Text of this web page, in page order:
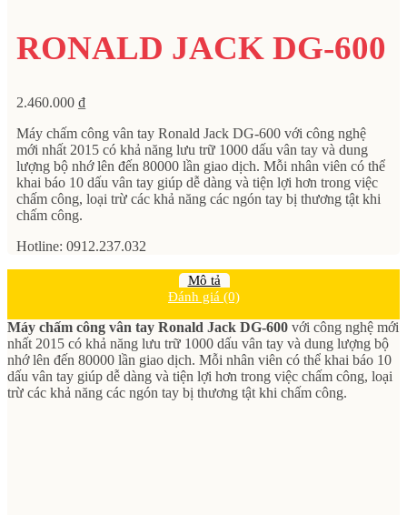
RONALD JACK DG-600
2.460.000 ₫
Máy chấm công vân tay Ronald Jack DG-600 với công nghệ
mới nhất 2015 có khả năng lưu trữ 1000 dấu vân tay và dung
lượng bộ nhớ lên đến 80000 lần giao dịch. Mỗi nhân viên có thể
khai báo 10 dấu vân tay giúp dễ dàng và tiện lợi hơn trong việc
chấm công, loại trừ các khả năng các ngón tay bị thương tật khi
chấm công.
Hotline: 0912.237.032
Mô tả
Đánh giá (0)
Máy chấm công vân tay Ronald Jack DG-600 với công nghệ mới
nhất 2015 có khả năng lưu trữ 1000 dấu vân tay và dung lượng bộ
nhớ lên đến 80000 lần giao dịch. Mỗi nhân viên có thể khai báo 10
dấu vân tay giúp dễ dàng và tiện lợi hơn trong việc chấm công, loại
trừ các khả năng các ngón tay bị thương tật khi chấm công.